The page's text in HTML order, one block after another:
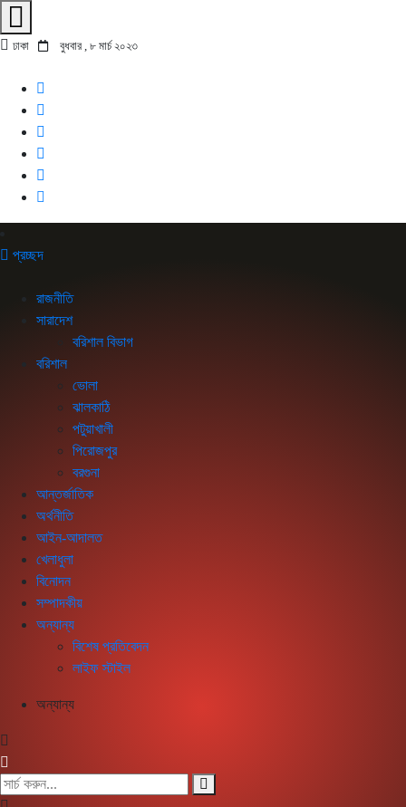
ঢাকা বুধবার , ৮ মার্চ ২০২৩
প্রচ্ছদ
রাজনীতি
সারাদেশ
বরিশাল বিভাগ
বরিশাল
ভোলা
ঝালকাঠি
পটুয়াখালী
পিরোজপুর
বরগুনা
আন্তর্জাতিক
অর্থনীতি
আইন-আদালত
খেলাধুলা
বিনোদন
সম্পাদকীয়
অন্যান্য
বিশেষ প্রতিবেদন
লাইফ স্টাইল
অন্যান্য